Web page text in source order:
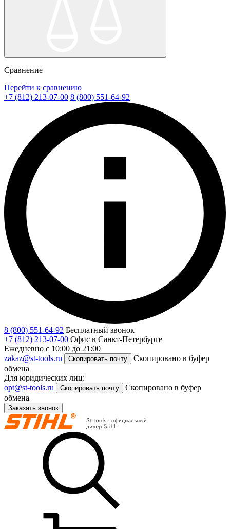
Сравнение
Перейти к сравнению
+7 (812) 213-07-00 8 (800) 551-64-92
8 (800) 551-64-92 Бесплатный звонок
+7 (812) 213-07-00 Офис в Санкт-Петербурге
Ежедневно с 10:00 до 21:00
zakaz@st-tools.ru
Скопировать почту
Скопировано в буфер
обмена
Для юридических лиц:
opt@st-tools.ru
Скопировать почту
Скопировано в буфер
обмена
Заказать звонок